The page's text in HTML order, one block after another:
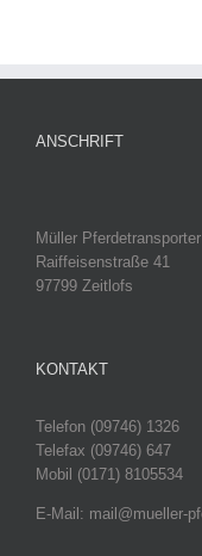
ANSCHRIFT
Müller Pferdetransporter
Raiffeisenstraße 41
97799 Zeitlofs
KONTAKT
Telefon (09746) 1326
Telefax (09746) 647
Mobil (0171) 8105534
E-Mail: mail@mueller-